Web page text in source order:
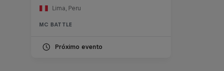
Lima, Peru
MC BATTLE
Próximo evento